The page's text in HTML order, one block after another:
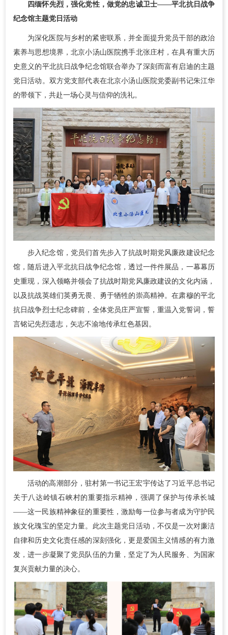
四缅怀先烈，强化党性， 做党的忠诚卫士——平北抗日战争
纪念馆主题党日活动
为深化医院与乡村的紧密联系，并全面提升党员干部的政治
素养与思想境界，北京小汤山医院携手北张庄村，在具有重大历
史意义的平北抗日战争纪念馆联合举办了深刻而富有启迪的主题
党日活动。双方党支部代表在北京小汤山医院党委副书记朱江华
的带领下，共赴一场心灵与信仰的洗礼。
步入纪念馆，党员们首先步入了抗战时期党风廉政建设纪念
馆，随后进入平北抗日战争纪念馆，透过一件件展品，一幕幕历
史重现，深入领略并领会了抗战时期党风廉政建设的文化内涵，
以及抗战英雄们英勇无畏、勇于牺牲的崇高精神。在肃穆的平北
抗日战争烈士纪念碑前，全体党员庄严宣誓，重温入党誓词，誓
言铭记先烈遗志，矢志不渝地传承红色基因。
活动的高潮部分，驻村第一书记王宏宇传达了习近平总书记
关于八达岭镇石峡村的重要指示精神，强调了保护与传承长城
——这一民族精神象征的重要性，激励每一位参与者成为守护民
族文化瑰宝的坚定力量。此次主题党日活动，不仅是一次对廉洁
自律和历史文化责任感的深刻强化，更是爱国主义情感的有力激
发，进一步凝聚了党员队伍的力量，坚定了为人民服务、为国家
复兴贡献力量的决心。